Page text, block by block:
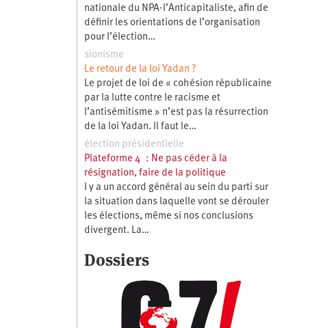
nationale du NPA-l’Anticapitaliste, afin de
définir les orientations de l’organisation
pour l’élection…
sionisme
Le retour de la loi Yadan ?
Le projet de loi de « cohésion républicaine
par la lutte contre le racisme et
l’antisémitisme » n’est pas la résurrection
de la loi Yadan. Il faut le…
élection présidentielle
Plateforme 4 : Ne pas céder à la
résignation, faire de la politique
l y a un accord général au sein du parti sur
la situation dans laquelle vont se dérouler
les élections, même si nos conclusions
divergent. La…
Dossiers